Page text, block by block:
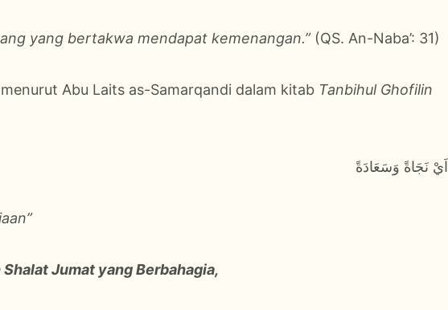
yang bertakwa mendapat kemenangan.”(QS. An-Naba’: 31)
Terkait ayat ini, lafaz مَفَازًاۙ menurut Abu Laits as-Samarqandi dalam kitab Tanbihul Ghofilin
اَيْ نَجَاةً وَسَعَادَةً
Jumat yang Berbahagia,